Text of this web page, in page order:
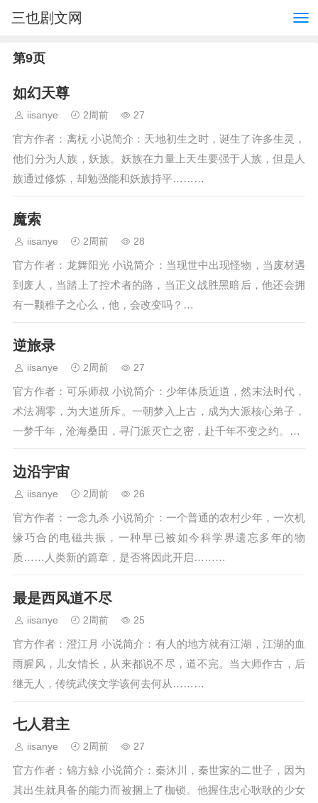
三也剧文网
第9页
如幻天尊
iisanye 2周前 27
官方作者：离杬 小说简介：天地初生之时，诞生了许多生灵，
他们分为人族，妖族。妖族在力量上天生要强于人族，但是人
族通过修炼，却勉强能和妖族持平………
魔索
iisanye 2周前 28
官方作者：龙舞阳光 小说简介：当现世中出现怪物，当废材遇
到废人，当踏上了控术者的路，当正义战胜黑暗后，他还会拥
有一颗稚子之心么，他，会改变吗？…
逆旅录
iisanye 2周前 27
官方作者：可乐师叔 小说简介：少年体质近道，然末法时代，
术法凋零，为大道所斥。一朝梦入上古，成为大派核心弟子，
一梦千年，沧海桑田，寻门派灭亡之密，赴千年不变之约。…
边沿宇宙
iisanye 2周前 26
官方作者：一念九杀 小说简介：一个普通的农村少年，一次机
缘巧合的电磁共振，一种早已被如今科学界遗忘多年的物
质……人类新的篇章，是否将因此开启………
最是西风道不尽
iisanye 2周前 25
官方作者：澄江月 小说简介：有人的地方就有江湖，江湖的血
雨腥风，儿女情长，从来都说不尽，道不完。当大师作古，后
继无人，传统武侠文学该何去何从………
七人君主
iisanye 2周前 27
官方作者：锦方鲸 小说简介：秦沐川，秦世家的二世子，因为
其出生就具备的能力而被捆上了枷锁。他握住忠心耿耿的少女